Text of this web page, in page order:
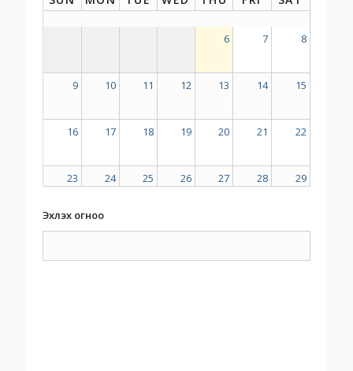
6 7 8
9 10 11 12 13 14 15
16 17 18 19 20 21 22
23 24 25 26 27 28 29
Эхлэх огноо